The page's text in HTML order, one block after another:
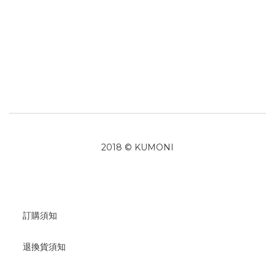
2018 © KUMONI
訂購須知
退換貨須知